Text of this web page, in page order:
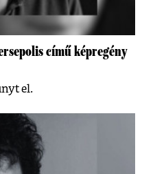
című képregény
el.